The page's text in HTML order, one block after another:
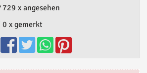
729 x angesehen
0 x gemerkt